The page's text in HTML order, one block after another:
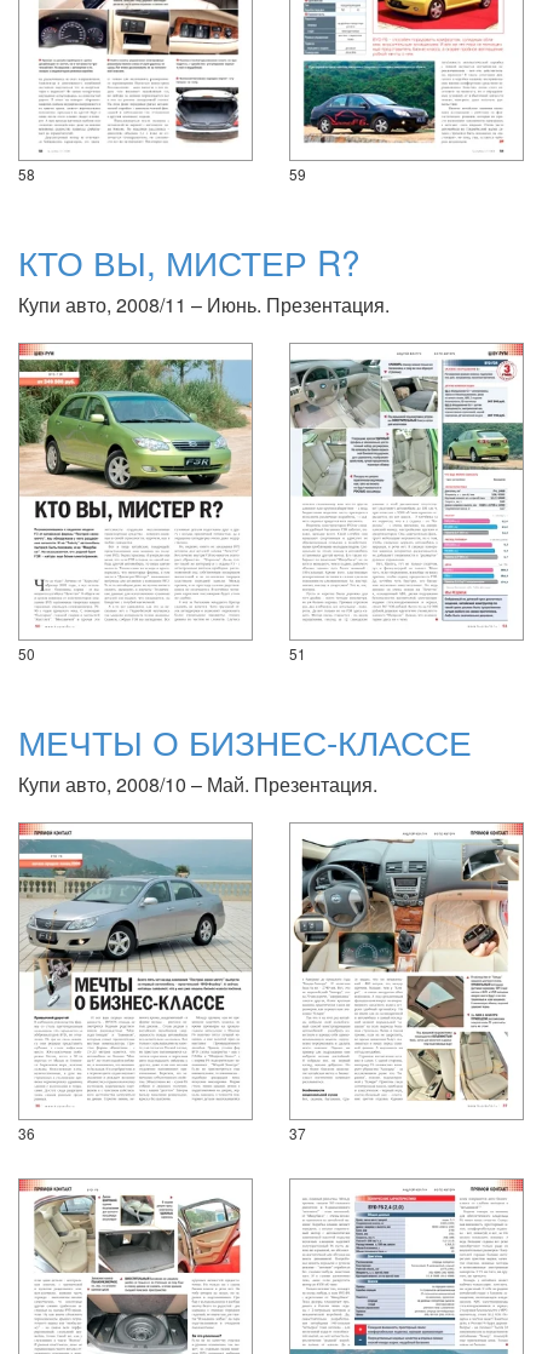
58 59
КТО ВЫ, МИСТЕР R?
Купи авто, 2008/11 – Июнь. Презентация.
50 51
МЕЧТЫ О БИЗНЕС-КЛАССЕ
Купи авто, 2008/10 – Май. Презентация.
36 37